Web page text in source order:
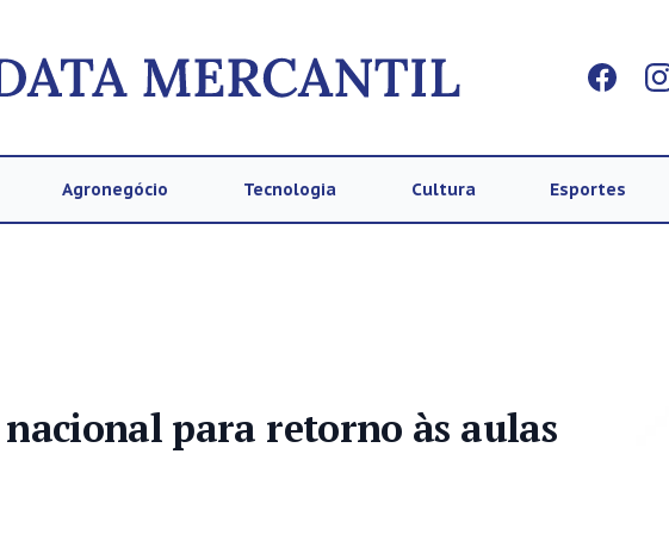
Agronegócio Tecnologia Cultura Esportes
para retorno às aulas